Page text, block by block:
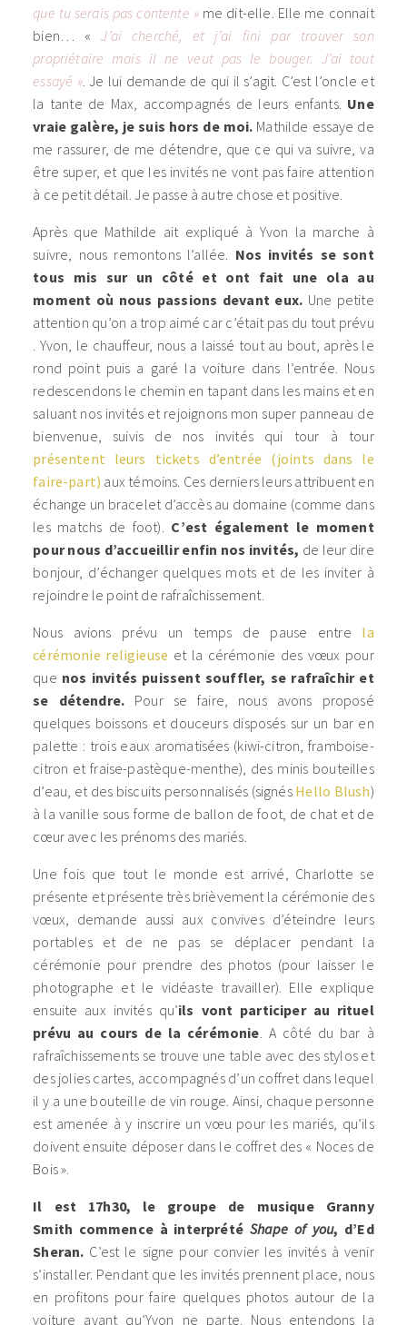
que tu serais pas contente »me dit-elle. Elle me connait
bien… «J’ai cherché, et j’ai fini par trouver son
propriétaire mais il ne veut pas le bouger. J’ai tout
essayé ». Je lui demande de qui il s’agit. C’est l’oncle et
la tante de Max, accompagnés de leurs enfants. Une
vraie galère, je suis hors de moi. Mathilde essaye de
me rassurer, de me détendre, que ce qui va suivre, va
être super, et que les invités ne vont pas faire attention
à ce petit détail. Je passe à autre chose et positive.
Après que Mathilde ait expliqué à Yvon la marche à
suivre, nous remontons l’allée.
Nos invités se sont
tous mis sur un côté et ont fait une ola au
moment où nous passions devant eux. Une petite
attention qu’on a trop aimé car c’était pas du tout prévu
. Yvon, le chauffeur, nous a laissé tout au bout, après le
rond point puis a garé la voiture dans l’entrée. Nous
redescendons le chemin en tapant dans les mains et en
saluant nos invités et rejoignons mon super panneau de
bienvenue, suivis de nos invités qui tour à tour
présentent leurs tickets d’entrée (joints dans le
faire-part) aux témoins. Ces derniers leurs attribuent en
échange un bracelet d’accès au domaine (comme dans
les matchs de foot). C’est également le moment
pour nous d’accueillir enfin nos invités, de leur dire
bonjour, d’échanger quelques mots et de les inviter à
rejoindre le point de rafraîchissement.
Nous avions prévu un temps de pause entre la
cérémonie religieuse et la cérémonie des vœux pour
que nos invités puissent souffler, se rafraîchir et
se détendre. Pour se faire, nous avons proposé
quelques boissons et douceurs disposés sur un bar en
palette : trois eaux aromatisées (kiwi-citron, framboise-
citron et fraise-pastèque-menthe), des minis bouteilles
d’eau, et des biscuits personnalisés (signés Hello Blush)
à la vanille sous forme de ballon de foot, de chat et de
cœur avec les prénoms des mariés.
Une fois que tout le monde est arrivé, Charlotte se
présente et présente très brièvement la cérémonie des
vœux, demande aussi aux convives d’éteindre leurs
portables et de ne pas se déplacer pendant la
cérémonie pour prendre des photos (pour laisser le
photographe et le vidéaste travailler). Elle explique
ensuite aux invités qu’ils vont participer au rituel
prévu au cours de la cérémonie . A côté du bar à
rafraîchissements se trouve une table avec des stylos et
des jolies cartes, accompagnés d’un coffret dans lequel
il y a une bouteille de vin rouge. Ainsi, chaque personne
est amenée à y inscrire un vœu pour les mariés, qu’ils
doivent ensuite déposer dans le coffret des « Noces de
Bois ».
Il est 17h30, le groupe de musique Granny
Smith commence à interprété Shape of you, d’Ed
Sheran. C’est le signe pour convier les invités à venir
s’installer. Pendant que les invités prennent place, nous
en profitons pour faire quelques photos autour de la
voiture avant qu’Yvon ne parte. Nous entendons la